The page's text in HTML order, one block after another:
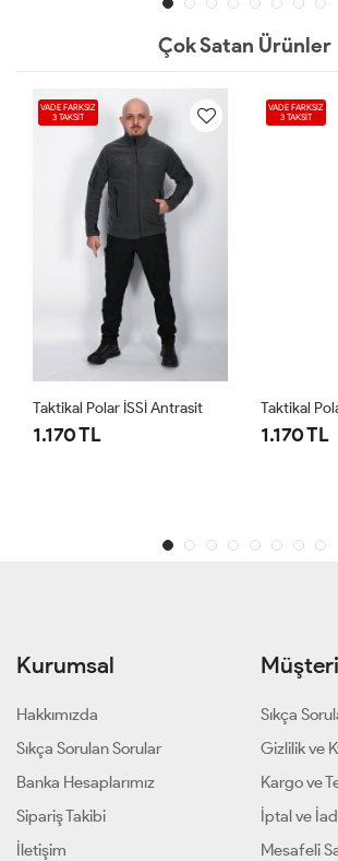
Çok Satan Ürünler
VADE FARKSIZ
3 TAKSİT
Taktikal Polar İSSİ Antrasit
1.170 TL
VADE FARKSIZ
3 TAKSİT
Taktikal
1.170 TL
Kurumsal
Hakkımızda
Sıkça Sorulan Sorular
Banka Hesaplarımız
Sipariş Takibi
İletişim
Sıkça
Gizlilik ve
Kargo ve
İptal ve
Mesafeli